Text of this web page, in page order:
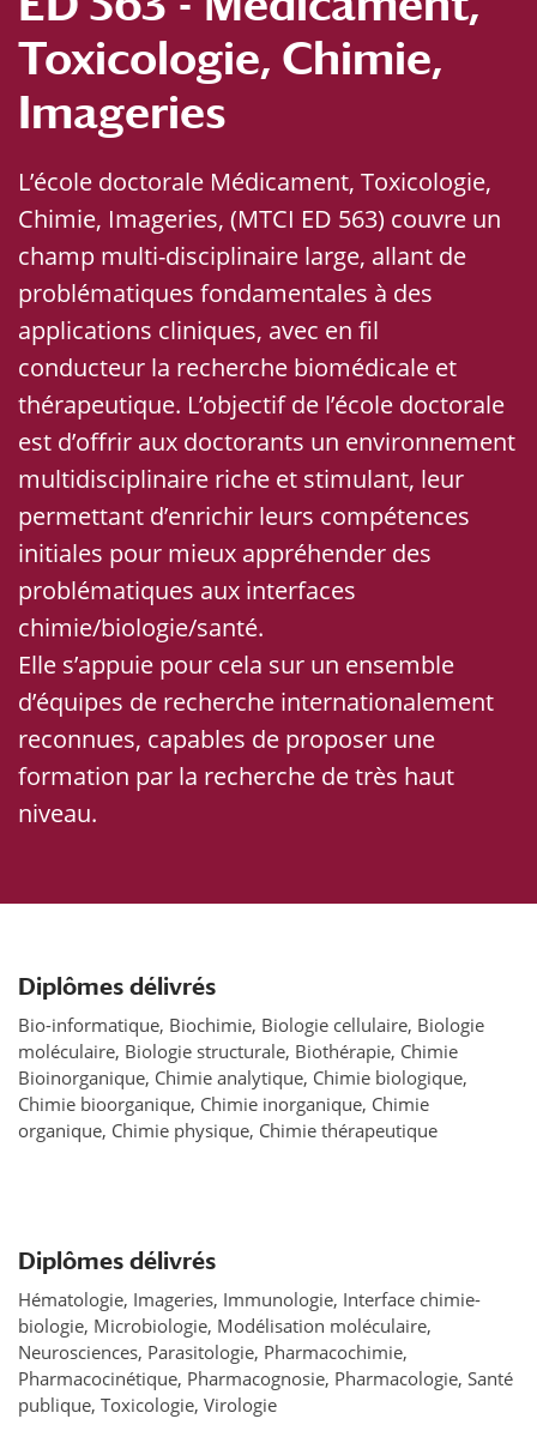
Toxicologie, Chimie,
Imageries
L’école doctorale Médicament, Toxicologie,
Chimie, Imageries, (MTCI ED 563) couvre un
champ multi-disciplinaire large, allant de
problématiques fondamentales à des
applications cliniques, avec en fil
conducteur la recherche biomédicale et
thérapeutique. L’objectif de l’école doctorale
est d’offrir aux doctorants un environnement
multidisciplinaire riche et stimulant, leur
permettant d’enrichir leurs compétences
initiales pour mieux appréhender des
problématiques aux interfaces
chimie/biologie/santé.
Elle s’appuie pour cela sur un ensemble
d’équipes de recherche internationalement
reconnues, capables de proposer une
formation par la recherche de très haut
niveau.
Diplômes délivrés
Bio-informatique, Biochimie, Biologie cellulaire, Biologie
moléculaire, Biologie structurale, Biothérapie, Chimie
Bioinorganique, Chimie analytique, Chimie biologique,
Chimie bioorganique, Chimie inorganique, Chimie
organique, Chimie physique, Chimie thérapeutique
Diplômes délivrés
Hématologie, Imageries, Immunologie, Interface chimie-
biologie, Microbiologie, Modélisation moléculaire,
Neurosciences, Parasitologie, Pharmacochimie,
Pharmacocinétique, Pharmacognosie, Pharmacologie, Santé
publique, Toxicologie, Virologie